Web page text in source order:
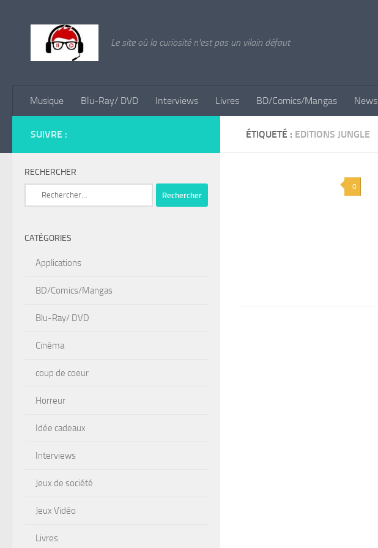
Le site où la curiosité n'est pas un vilain défaut
Musique Blu-Ray/ DVD Interviews Livres BD/Comics/Mangas News
ÉTIQUETÉ : EDITIONS JUNGLE
0
SUIVRE :
RECHERCHER
Rechercher :
CATÉGORIES
Applications
BD/Comics/Mangas
Blu-Ray/ DVD
Cinéma
coup de coeur
Horreur
Idée cadeaux
Interviews
Jeux de société
Jeux Vidéo
Livres